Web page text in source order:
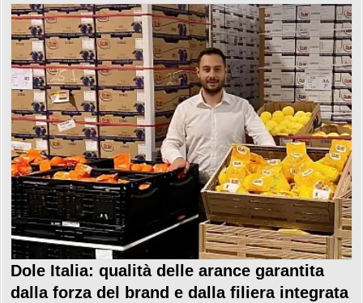
Dole Italia: qualità delle arance garantita
dalla forza del brand e dalla filiera integrata